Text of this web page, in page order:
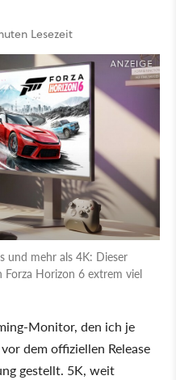
Lesezeit
und mehr als 4K: Dieser
Horizon 6 extrem viel
Monitor, den ich je
dem offiziellen Release
gestellt. 5K, weit